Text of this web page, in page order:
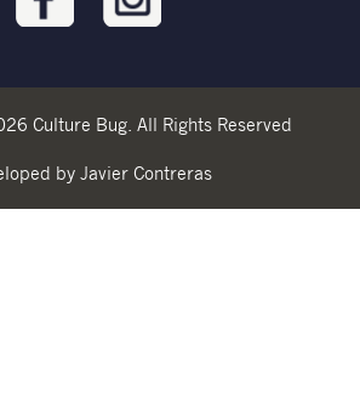
Culture Bug. All Rights Reserved
by Javier Contreras